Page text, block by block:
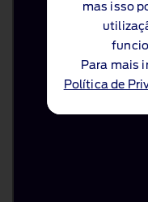
mas isso
Para mais
Política de
mas isso
Para mais
Política de